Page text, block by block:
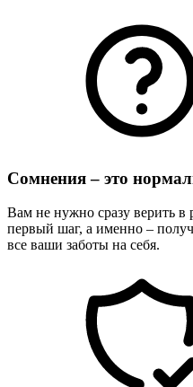
Сомнения – это
Вам не нужно сразу верить в
первый шаг, а именно –
все ваши заботы на себя.